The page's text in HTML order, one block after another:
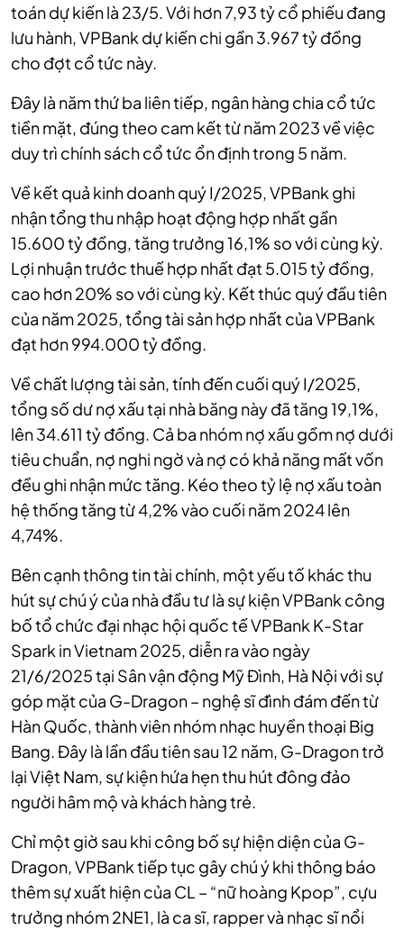
toán dự kiến là 23/5. Với hơn 7,93 tỷ cổ phiếu đang
lưu hành, VPBank dự kiến chi gần 3.967 tỷ đồng
cho đợt cổ tức này.
Đây là năm thứ ba liên tiếp, ngân hàng chia cổ tức
tiền mặt, đúng theo cam kết từ năm 2023 về việc
duy trì chính sách cổ tức ổn định trong 5 năm.
Về kết quả kinh doanh quý I/2025, VPBank ghi
nhận tổng thu nhập hoạt động hợp nhất gần
15.600 tỷ đồng, tăng trưởng 16,1% so với cùng kỳ.
Lợi nhuận trước thuế hợp nhất đạt 5.015 tỷ đồng,
cao hơn 20% so với cùng kỳ. Kết thúc quý đầu tiên
của năm 2025, tổng tài sản hợp nhất của VPBank
đạt hơn 994.000 tỷ đồng.
Về chất lượng tài sản, tính đến cuối quý I/2025,
tổng số dư nợ xấu tại nhà băng này đã tăng 19,1%,
lên 34.611 tỷ đồng. Cả ba nhóm nợ xấu gồm nợ dưới
tiêu chuẩn, nợ nghi ngờ và nợ có khả năng mất vốn
đều ghi nhận mức tăng. Kéo theo tỷ lệ nợ xấu toàn
hệ thống tăng từ 4,2% vào cuối năm 2024 lên
4,74%.
Bên cạnh thông tin tài chính, một yếu tố khác thu
hút sự chú ý của nhà đầu tư là sự kiện VPBank công
bố tổ chức đại nhạc hội quốc tế VPBank K-Star
Spark in Vietnam 2025, diễn ra vào ngày
21/6/2025 tại Sân vận động Mỹ Đình, Hà Nội với sự
góp mặt của G-Dragon – nghệ sĩ đình đám đến từ
Hàn Quốc, thành viên nhóm nhạc huyền thoại Big
Bang. Đây là lần đầu tiên sau 12 năm, G-Dragon trở
lại Việt Nam, sự kiện hứa hẹn thu hút đông đảo
người hâm mộ và khách hàng trẻ.
Chỉ một giờ sau khi công bố sự hiện diện của G-
Dragon, VPBank tiếp tục gây chú ý khi thông báo
thêm sự xuất hiện của CL – “nữ hoàng Kpop”, cựu
trưởng nhóm 2NE1, là ca sĩ, rapper và nhạc sĩ nổi